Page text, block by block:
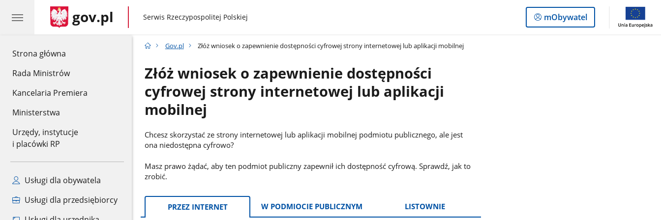
Strona główna
Rada Ministrów
Kancelaria Premiera
Ministerstwa
Urzędy, instytucje
i placówki RP
Usługi dla obywatela
Usługi dla przedsiębiorcy
gov.pl gov.pl
Serwis Rzeczypospolitej Polskiej
Logowanie
do
mObywatel
Gov.pl Złóż wniosek o zapewnienie dostępności cyfrowej strony internetowej lub aplikacji mobilnej
Złóż wniosek o zapewnienie dostępności
cyfrowej strony internetowej lub aplikacji
mobilnej
Chcesz skorzystać ze strony internetowej lub aplikacji mobilnej podmiotu publicznego, ale jest
ona niedostępna cyfrowo?
Masz prawo żądać, aby ten podmiot publiczny zapewnił ich dostępność cyfrową. Sprawdź, jak to
zrobić.
Informacje:
PRZEZ INTERNET W PODMIOCIE PUBLICZNYM LISTOWNIE